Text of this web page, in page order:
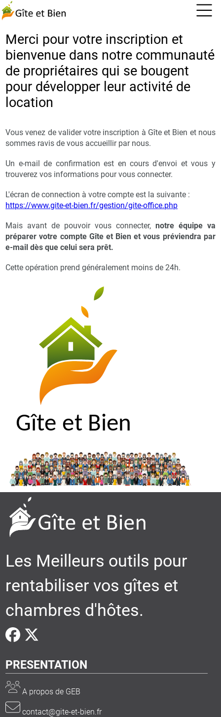
Merci pour votre inscription et
bienvenue dans notre communauté
de propriétaires qui se bougent
pour développer leur activité de
location
Vous venez de valider votre inscription à Gîte et Bien et nous
sommes ravis de vous accueillir par nous.
Un e-mail de confirmation est en cours d'envoi et vous y
trouverez vos informations pour vous connecter.
L'écran de connection à votre compte est la suivante :
https://www.gite-et-bien.fr/gestion/gite-office.php
Mais avant de pouvoir vous connecter, notre équipe va
préparer votre compte Gîte et Bien et vous préviendra par
e-mail dès que celui sera prêt.
Cette opération prend généralement moins de 24h.
Les Meilleurs outils pour
rentabiliser vos gîtes et
chambres d'hôtes.
PRESENTATION
A propos de GEB
contact@gite-et-bien.fr